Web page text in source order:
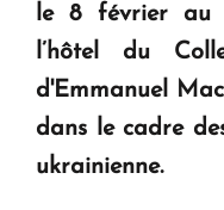
en Arménie
Le premier hôtel
ouvrira ses portes
le 8 février au
l’hôtel du
d'Emmanuel
dans le cadre
ukrainienne.